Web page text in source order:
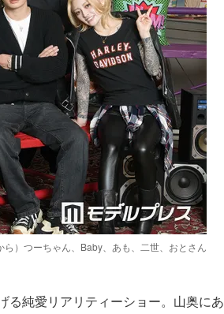
）つーちゃん、Baby、あも、二世、おとさん
る純愛リアリティーショー。山奥にあ